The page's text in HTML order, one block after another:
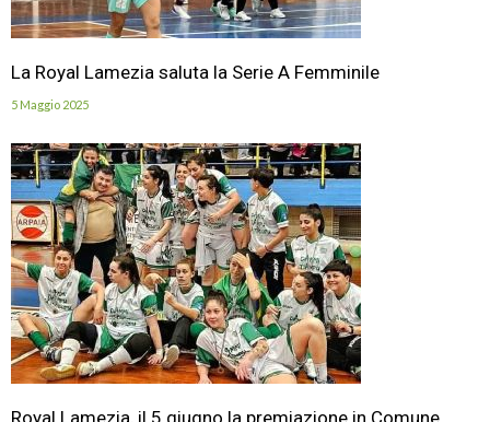
La Royal Lamezia saluta la Serie A Femminile
5 Maggio 2025
Royal Lamezia, il 5 giugno la premiazione in Comune